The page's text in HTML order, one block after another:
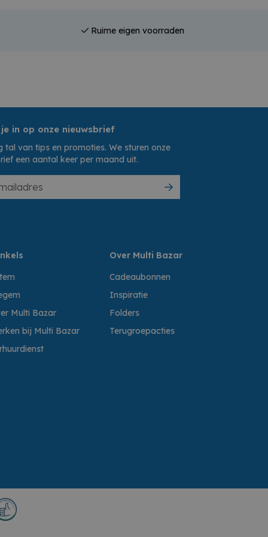
Ruime eigen voorraden
in op onze nieuwsbrief
tal van tips en promoties. We sturen onze
een aantal keer per maand uit.
Multi Bazar
bij Multi Bazar
Over Multi Bazar
Cadeaubonnen
Inspiratie
Folders
Terugroepacties